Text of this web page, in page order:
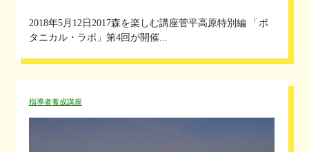
2018年5月12日2017森を楽しむ講座菅平高原特別編 「ボ
タニカル・ラボ」第4回が開催...
指導者養成講座